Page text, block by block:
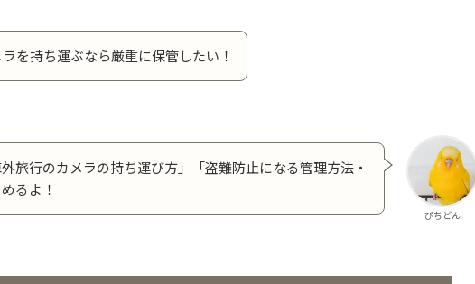
を持ち運ぶなら厳重に保管したい！
ぴちどん
旅行のカメラの持ち運び方」「盗難防止になる管理方法・
るよ！